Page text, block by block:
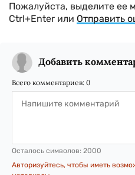
Пожалуйста, выделите ее
Ctrl+Enter или Отправить
Добавить
Всего комментариев: 0
Осталось символов: 2000
Авторизуйтесь, чтобы иметь